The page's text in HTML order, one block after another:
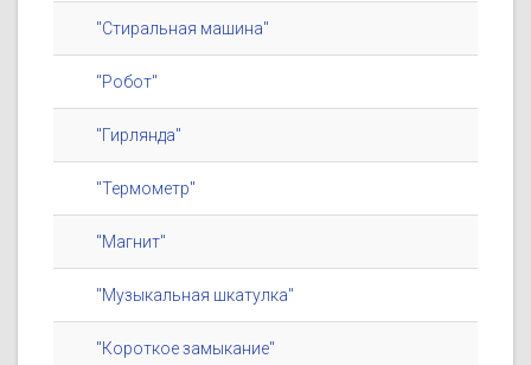
"Стиральная машина"
"Робот"
"Гирлянда"
"Термометр"
"Магнит"
"Музыкальная шкатулка"
"Короткое замыкание"